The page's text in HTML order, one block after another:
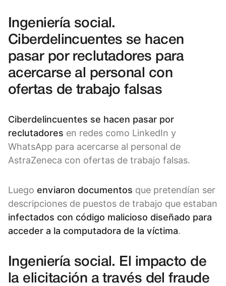
Ingeniería social.
Ciberdelincuentes se hacen
pasar por reclutadores para
acercarse al personal con
ofertas de trabajo falsas
Ciberdelincuentes se hacen pasar por
reclutadores en redes como LinkedIn y
WhatsApp para acercarse al personal de
AstraZeneca con ofertas de trabajo falsas.
Luego enviaron documentos que pretendían ser
descripciones de puestos de trabajo que estaban
infectados con código malicioso diseñado para
acceder a la computadora de la víctima.
Ingeniería social. El impacto de
la elicitación a través del fraude